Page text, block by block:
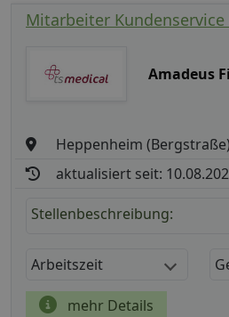
Mitarbeiter
Amadeus
Heppenheim (Bergstraße)
aktualisiert seit:
Stellenbeschreibung:
Arbeitszeit
mehr Details